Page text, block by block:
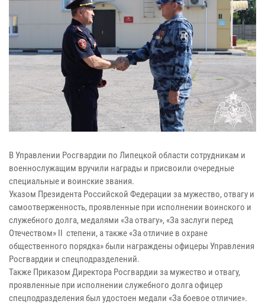
В Управлении Росгвардии по Липецкой области сотрудникам и
военнослужащим вручили награды и присвоили очередные
специальные и воинские звания.
Указом Президента Российской Федерации за мужество, отвагу и
самоотверженность, проявленные при исполнении воинского и
служебного долга, медалями «За отвагу», «За заслуги перед
Отечеством» II степени, а также «За отличие в охране
общественного порядка» были награждены офицеры Управления
Росгвардии и спецподразделений.
Также Приказом Директора Росгвардии за мужество и отвагу,
проявленные при исполнении служебного долга офицер
спецподразделения был удостоен медали «За боевое отличие».